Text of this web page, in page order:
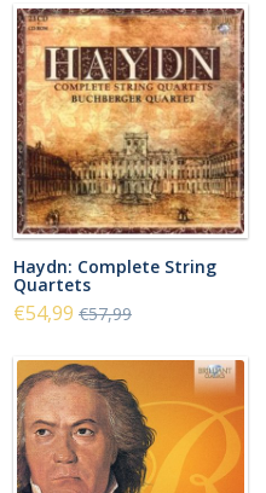
Haydn: Complete String
Quartets
€54,99 €57,99